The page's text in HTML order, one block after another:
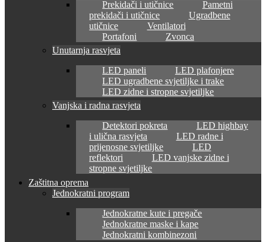
Prekidači i utičnice
Pametni
prekidači i utičnice
Ugradbene
utičnice
Ventilatori
Portafoni
Zvonca
Unutarnja rasvjeta
LED paneli
LED plafonjere
LED ugradbene svjetiljke i trake
LED zidne i stropne svjetiljke
Vanjska i radna rasvjeta
Detektori pokreta
LED highbay
i ulična rasvjeta
LED radne i
prijenosne svjetiljke
LED
reflektori
LED vanjske zidne i
stropne svjetiljke
Zaštitna oprema
Jednokratni program
Jednokratne kute i pregače
Jednokratne maske i kape
Jednokratni kombinezoni